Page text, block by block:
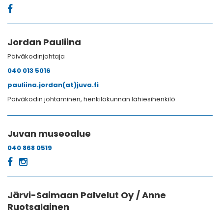
Jordan Pauliina
Päiväkodinjohtaja
040 013 5016
pauliina.jordan(at)juva.fi
Päiväkodin johtaminen, henkilökunnan lähiesihenkilö
Juvan museoalue
040 868 0519
Järvi-Saimaan Palvelut Oy / Anne
Ruotsalainen